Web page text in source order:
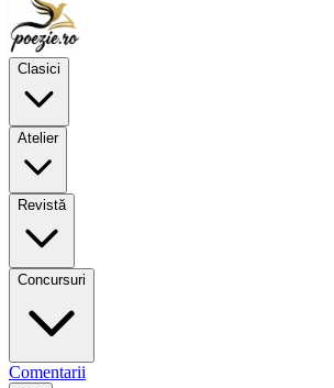
Clasici
Atelier
Revistă
Concursuri
Comentarii